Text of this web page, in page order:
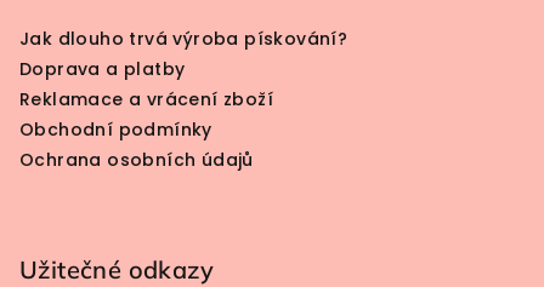
Jak dlouho trvá výroba pískování?
Doprava a platby
Reklamace a vrácení zboží
Obchodní podmínky
Ochrana osobních údajů
Užitečné odkazy